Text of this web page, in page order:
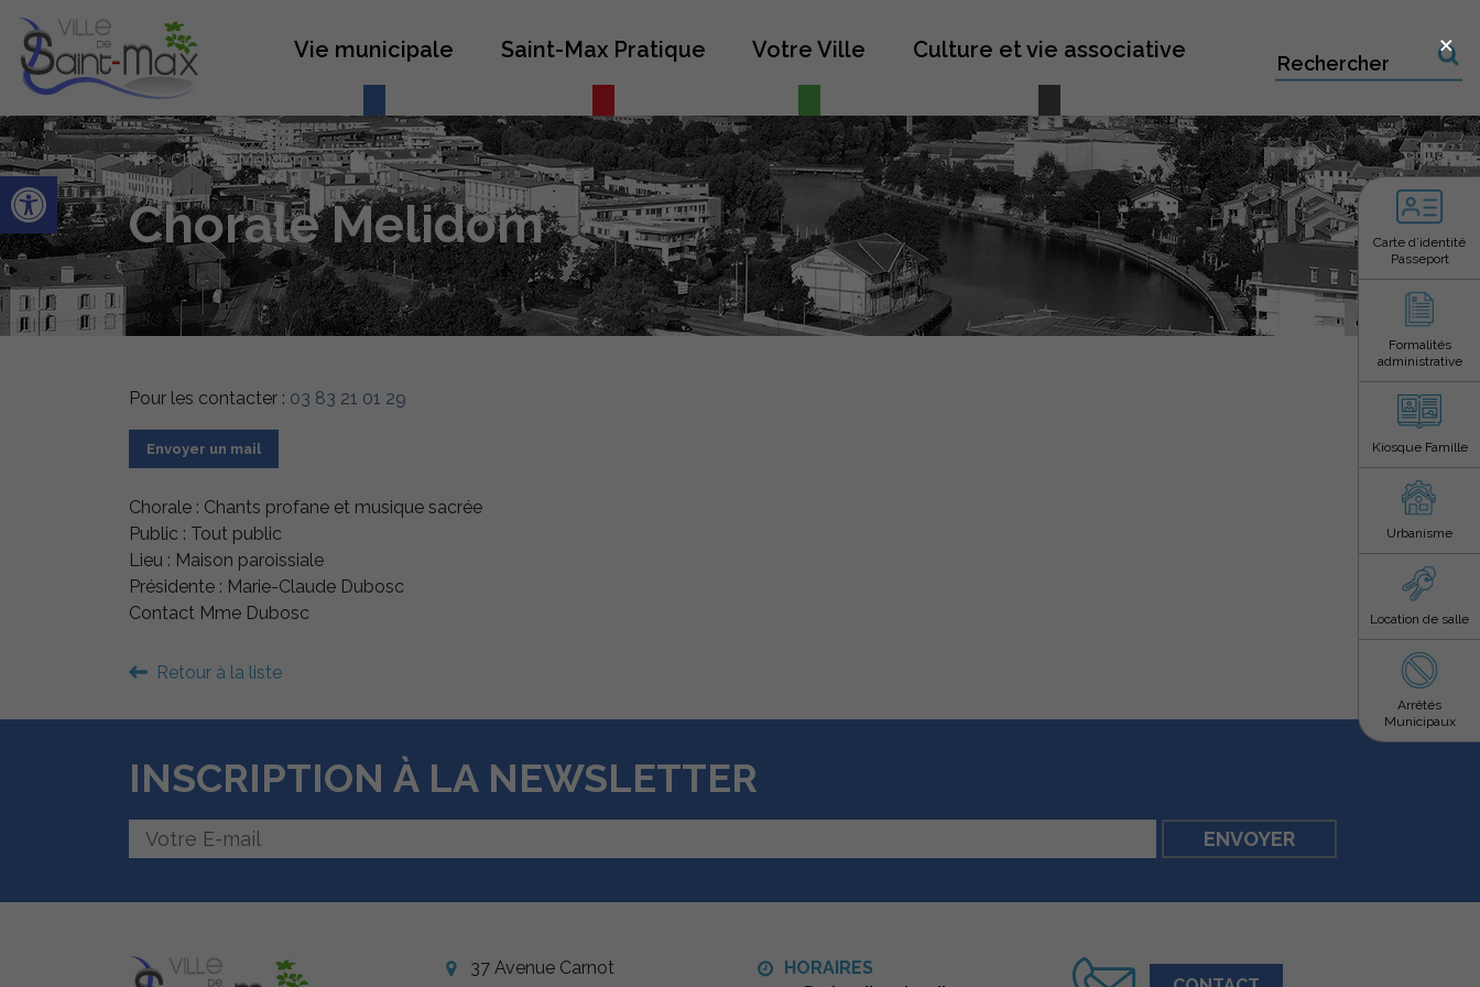
Ouvrir la barre d’outils
Vie municipale Saint-Max Pratique Votre Ville Culture et vie associative Recherche sur le site
Carte d’identité
Passeport
Formalités
administrative
Kiosque Famille
Urbanisme
Location de salle
Arrêtés
Municipaux
› Chorale Melidom
Chorale Melidom
Pour les contacter : 03 83 21 01 29
Envoyer un mail
Chorale : Chants profane et musique sacrée
Public : Tout public
Lieu : Maison paroissiale
Présidente : Marie-Claude Dubosc
Contact Mme Dubosc
Retour à la liste
INSCRIPTION À LA NEWSLETTER
37 Avenue Carnot
HORAIRES
×